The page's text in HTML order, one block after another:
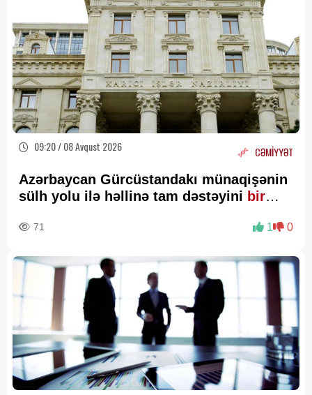
09:20 / 08 Avqust 2026 CƏMİYYƏT
Azərbaycan Gürcüstandakı münaqişənin
sülh yolu ilə həllinə tam dəstəyini bir
71 1 0